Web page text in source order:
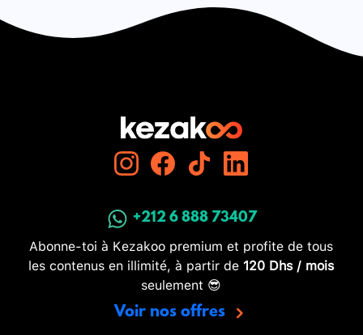
+212 6 888 73407
Abonne-toi à Kezakoo premium et profite de tous
les contenus en illimité, à partir de 120 Dhs / mois
seulement 😎
Voir nos offres